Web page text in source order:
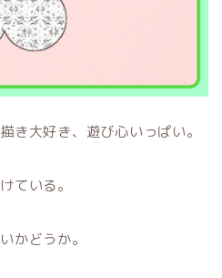
き大好き、遊び心いっぱい。
ている。
かどうか。